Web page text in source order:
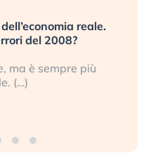
reale.
del 2008?
ma è sempre più
(…)